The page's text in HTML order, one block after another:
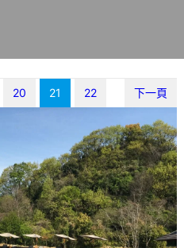
20 21 22 下一頁